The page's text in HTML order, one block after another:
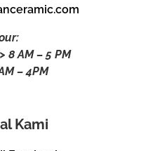
8 AM – 5 PM
– 4PM
Kami